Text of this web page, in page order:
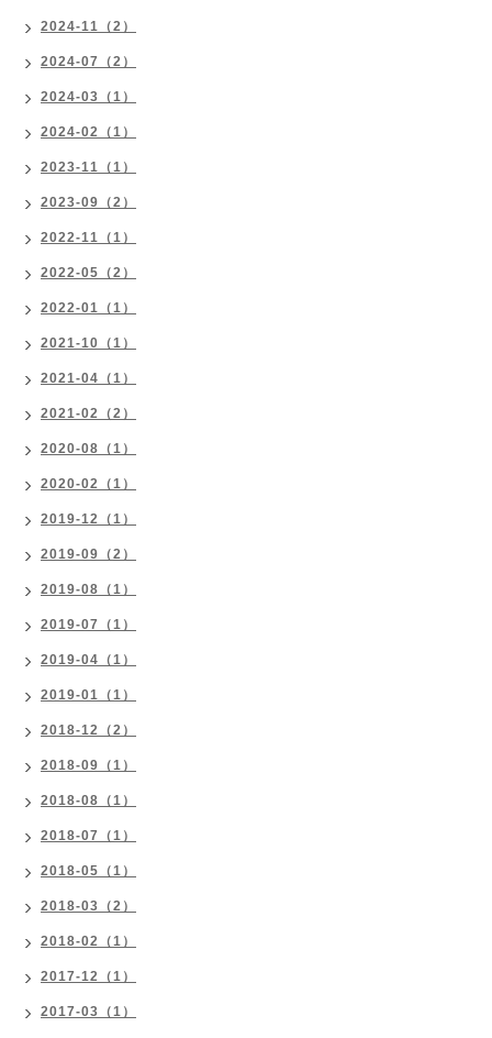
2024-11（2）
2024-07（2）
2024-03（1）
2024-02（1）
2023-11（1）
2023-09（2）
2022-11（1）
2022-05（2）
2022-01（1）
2021-10（1）
2021-04（1）
2021-02（2）
2020-08（1）
2020-02（1）
2019-12（1）
2019-09（2）
2019-08（1）
2019-07（1）
2019-04（1）
2019-01（1）
2018-12（2）
2018-09（1）
2018-08（1）
2018-07（1）
2018-05（1）
2018-03（2）
2018-02（1）
2017-12（1）
2017-03（1）